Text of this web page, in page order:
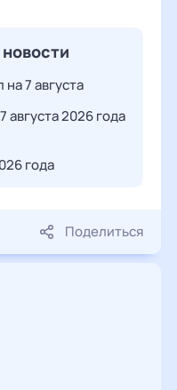
7 августа
2026 года
года
Поделиться